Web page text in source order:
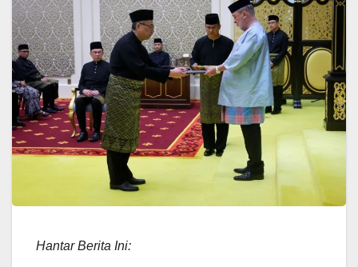
Hantar Berita Ini: